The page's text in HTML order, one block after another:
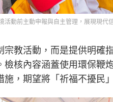
活動前主動申報與自主管理，展現現代
教活動，而是提供明確
核內容涵蓋使用環保鞭
，期望將「祈福不擾民